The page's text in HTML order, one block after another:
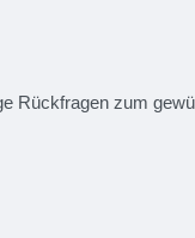
Rückfragen zum